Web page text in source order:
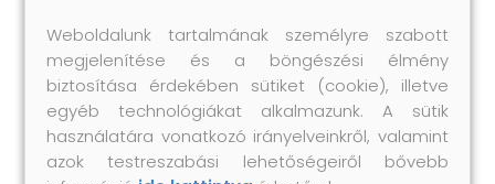
Hasonló termékek
Weboldalunk tartalmának személyre szabott
megjelenítése és a böngészési élmény
biztosítása érdekében sütiket (cookie), illetve
egyéb technológiákat alkalmazunk. A sütik
használatára vonatkozó irányelveinkről, valamint
azok testreszabási lehetőségeiről bővebb